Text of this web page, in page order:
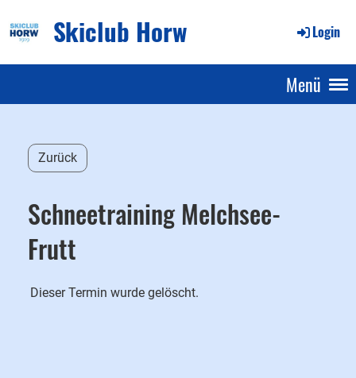
Skiclub Horw Login
Menü
Zurück
Schneetraining Melchsee-
Frutt
Dieser Termin wurde gelöscht.